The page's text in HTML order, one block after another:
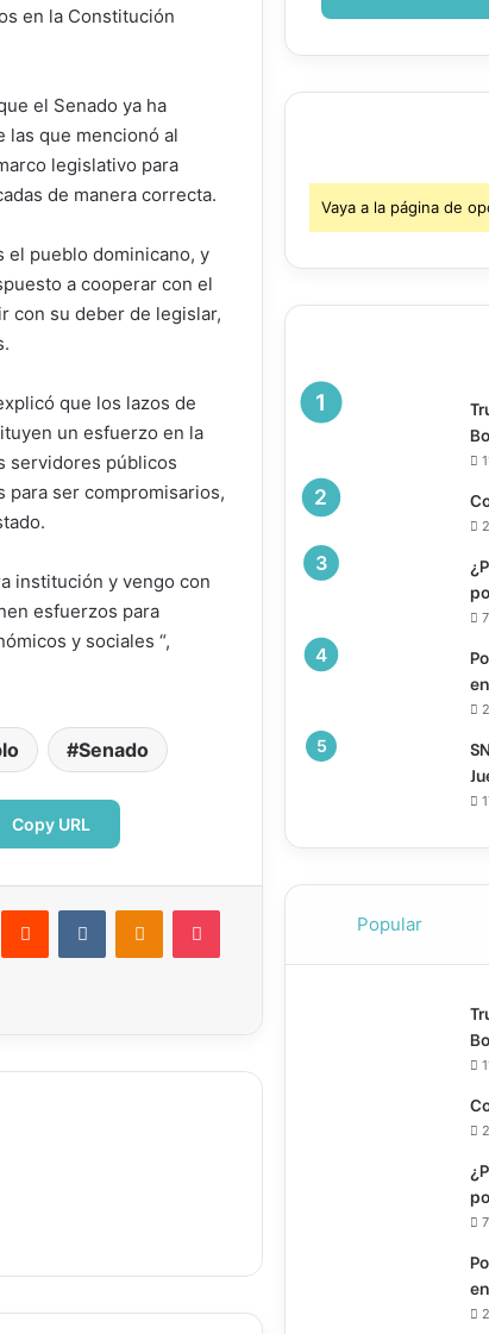
en la Constitución
el Senado ya ha
las que mencionó al
legislativo para
de manera correcta.
el pueblo dominicano, y
a cooperar con el
con su deber de legislar,
que los lazos de
un esfuerzo en la
servidores públicos
para ser compromisarios,
institución y vengo con
esfuerzos para
y sociales “,
Senado
Copy URL
Reddit VKontakteOdnoklassniki
Pocket
Vaya a la página de
Popular